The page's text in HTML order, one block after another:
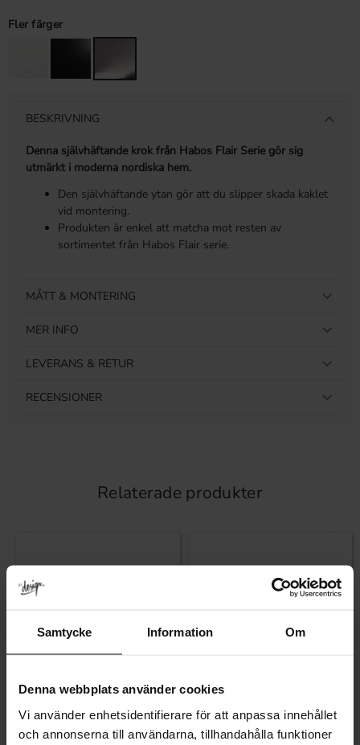
Samtycke Information Om
Denna webbplats använder cookies
Vi använder enhetsidentifierare för att anpassa innehållet
och annonserna till användarna, tillhandahålla funktioner
Fler färger
BESKRIVNING
Denna självhäftande krok från Habos Flair Serie gör sig
utmärkt i moderna nordiska hem.
Den självhäftande ytan gör att du slipper skada kaklet
vid montering.
Produkten är enkel att matcha mot resten av
sortimentet från Habos Flair serie.
MÅTT & MONTERING
MER INFO
LEVERANS & RETUR
RECENSIONER
Relaterade produkter